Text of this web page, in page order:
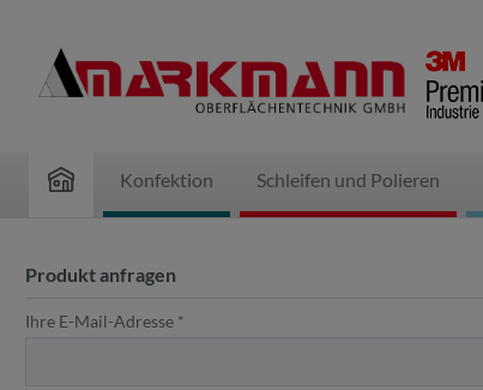
Konfektion Schleifen und Polieren
Produkt anfragen
Ihre E-Mail-Adresse *